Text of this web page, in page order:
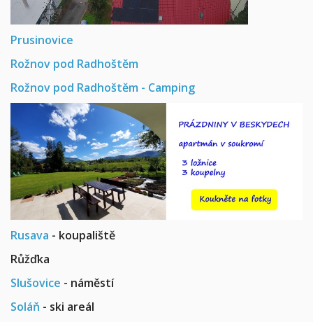
Prusinovice
Rožnov pod Radhoštěm
Rožnov pod Radhoštěm - Camping
Rusava - koupaliště
Růžďka
Slušovice - náměstí
Soláň - ski areál